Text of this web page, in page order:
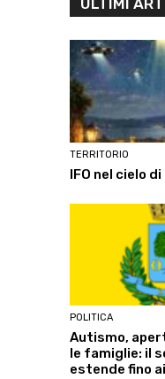
ULTIMI
TERRITORIO
IFO nel cielo
POLITICA
Autismo,
le famiglie: il
estende fino